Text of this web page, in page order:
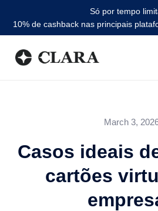
Só por tempo
10% de cashback nas principais
March 3,
Casos ideais
cartões